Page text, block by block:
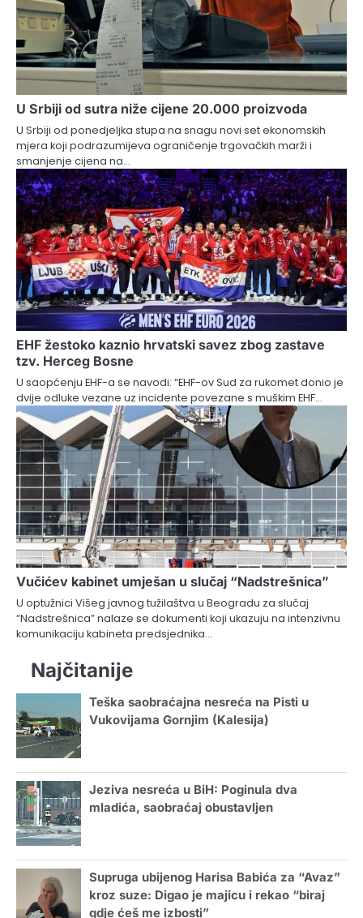
U Srbiji od sutra niže cijene 20.000 proizvoda
U Srbiji od ponedjeljka stupa na snagu novi set ekonomskih
mjera koji podrazumijeva ograničenje trgovačkih marži i
smanjenje cijena na…
EHF žestoko kaznio hrvatski savez zbog zastave
tzv. Herceg Bosne
U saopćenju EHF-a se navodi: “EHF-ov Sud za rukomet donio je
dvije odluke vezane uz incidente povezane s muškim EHF…
Vučićev kabinet umješan u slučaj “Nadstrešnica”
U optužnici Višeg javnog tužilaštva u Beogradu za slučaj
“Nadstrešnica” nalaze se dokumenti koji ukazuju na intenzivnu
komunikaciju kabineta predsjednika…
Najčitanije
Teška saobraćajna nesreća na Pisti u
Vukovijama Gornjim (Kalesija)
Jeziva nesreća u BiH: Poginula dva
mladića, saobraćaj obustavljen
Supruga ubijenog Harisa Babića za “Avaz”
kroz suze: Digao je majicu i rekao “biraj
gdje ćeš me izbosti”